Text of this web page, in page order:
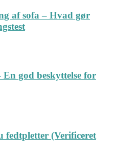
af sofa – Hvad gør
god beskyttelse for
fedtpletter (Verificeret